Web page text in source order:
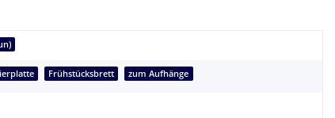
Frühstücksbrett zum Aufhänge